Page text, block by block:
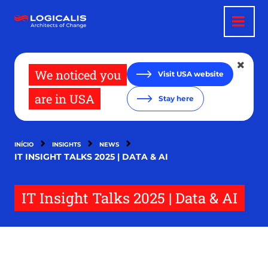
para
We noticed you
are in USA
Visit USA website
Stay here
INÍCIO INSIGHTS NEWS
IT INSIGHT TALKS 2025 | DATA & AI
IT Insight Talks 2025 | Data & AI